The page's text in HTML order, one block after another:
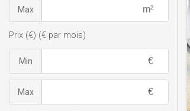
Max
Prix (€) (€ par mois)
Min
Max